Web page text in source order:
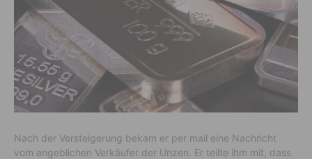
Nach der Versteigerung bekam er per mail eine Nachricht
vom angeblichen Verkäufer der Unzen. Er teilte ihm mit, dass